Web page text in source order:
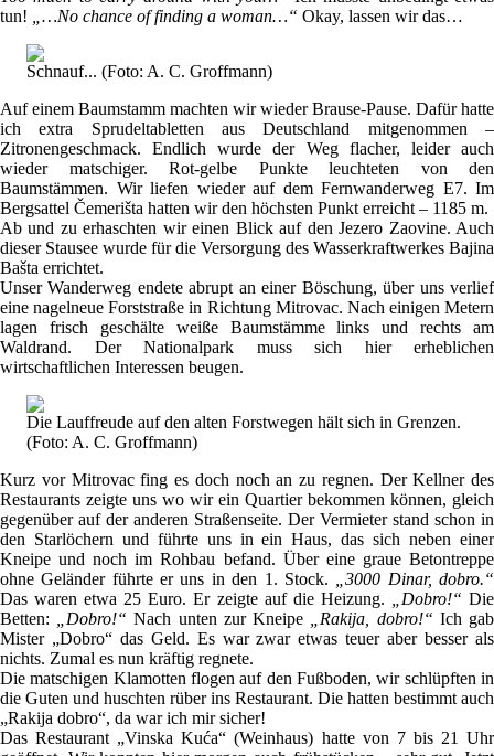
tun!
„…No chance of finding a woman…“ Okay, lassen wir das…
Schnauf... (Foto: A. C. Groffmann)
Auf einem Baumstamm machten wir wieder Brause-Pause. Dafür hatte
ich extra Sprudeltabletten aus Deutschland mitgenommen –
Zitronengeschmack. Endlich wurde der Weg flacher, leider auch
wieder matschiger. Rot-gelbe Punkte leuchteten von den
Baumstämmen. Wir liefen wieder auf dem Fernwanderweg E7. Im
Bergsattel Čemerišta hatten wir den höchsten Punkt erreicht – 1185 m.
Ab und zu erhaschten wir einen Blick auf den Jezero Zaovine. Auch
dieser Stausee wurde für die Versorgung des Wasserkraftwerkes Bajina
Bašta errichtet.
Unser Wanderweg endete abrupt an einer Böschung, über uns verlief
eine nagelneue Forststraße in Richtung Mitrovac. Nach einigen Metern
lagen frisch geschälte weiße Baumstämme links und rechts am
Waldrand. Der Nationalpark muss sich hier erheblichen
wirtschaftlichen Interessen beugen.
Die Lauffreude auf den alten Forstwegen hält sich in Grenzen.
(Foto: A. C. Groffmann)
Kurz vor Mitrovac fing es doch noch an zu regnen. Der Kellner des
Restaurants zeigte uns wo wir ein Quartier bekommen können, gleich
gegenüber auf der anderen Straßenseite. Der Vermieter stand schon in
den Starlöchern und führte uns in ein Haus, das sich neben einer
Kneipe und noch im Rohbau befand. Über eine graue Betontreppe
ohne Geländer führte er uns in den 1. Stock.
„3000 Dinar, dobro.“
Das waren etwa 25 Euro. Er zeigte auf die Heizung.
„Dobro!“ Die
Betten:
„Dobro!“ Nach unten zur Kneipe „Rakija, dobro!“ Ich gab
Mister „Dobro“ das Geld. Es war zwar etwas teuer aber besser als
nichts. Zumal es nun kräftig regnete.
Die matschigen Klamotten flogen auf den Fußboden, wir schlüpften in
die Guten und huschten rüber ins Restaurant. Die hatten bestimmt auch
„Rakija dobro“, da war ich mir sicher!
Das Restaurant „Vinska Kuća“ (Weinhaus) hatte von 7 bis 21 Uhr